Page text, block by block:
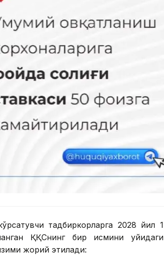
тадбиркорларга 2028 йил 1
ҚҚСнинг бир қисмини қуйидаги
жорий этилади: